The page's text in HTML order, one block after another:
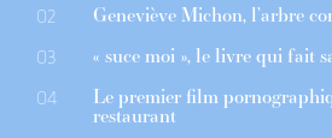
02 Geneviève Michon, l’arbre
03 « suce moi », le livre qui fait
04 Le premier film
restaurant